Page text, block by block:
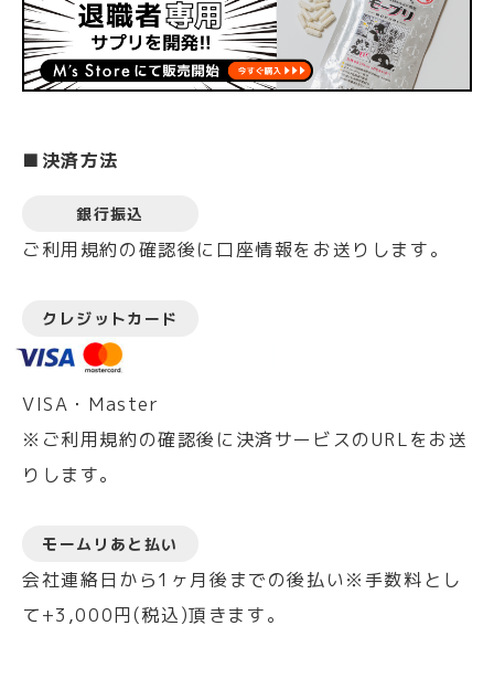
■決済方法
銀行振込
ご利用規約の確認後に口座情報をお送りします。
クレジットカード
VISA・Master
※ご利用規約の確認後に決済サービスのURLをお送
りします。
モームリあと払い
会社連絡日から1ヶ月後までの後払い※手数料とし
て+3,000円(税込)頂きます。